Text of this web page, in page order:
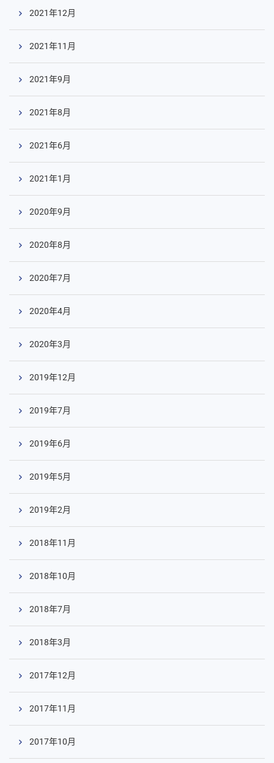
2021年12月
2021年11月
2021年9月
2021年8月
2021年6月
2021年1月
2020年9月
2020年8月
2020年7月
2020年4月
2020年3月
2019年12月
2019年7月
2019年6月
2019年5月
2019年2月
2018年11月
2018年10月
2018年7月
2018年3月
2017年12月
2017年11月
2017年10月